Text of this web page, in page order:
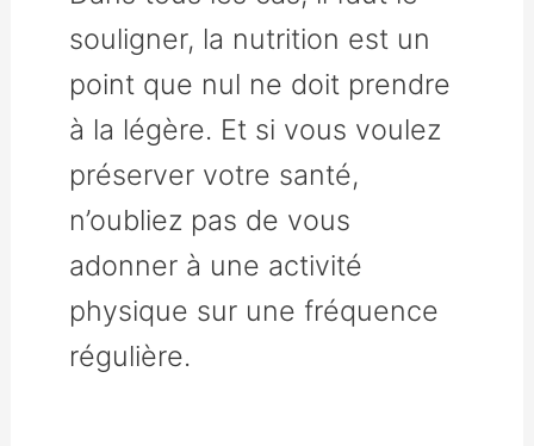
souligner, la nutrition est un
point que nul ne doit prendre
à la légère. Et si vous voulez
préserver votre santé,
n’oubliez pas de vous
adonner à une activité
physique sur une fréquence
régulière.